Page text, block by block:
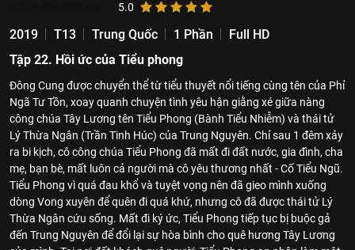
5.0
2019 T13 Trung Quốc 1 Phần
Full HD
Tập 22. Hồi ức của Tiểu phong
Đông Cung được chuyển thể từ tiểu thuyết nổi tiếng cùng tên của Phỉ
Ngã Tư Tồn, xoay quanh chuyện tình yêu hận giằng xé giữa nàng
công chúa Tây Lương tên Tiểu Phong (Bành Tiểu Nhiễm) và thái tử
Lý Thừa Ngân (Trần Tinh Húc) của Trung Nguyên. Chỉ sau 1 đêm xảy
ra bi kịch, cô công chúa Tiểu Phong đã mất đi đất nước, gia đình, cha
mẹ, bạn bè, mất luôn cả người mà cô yêu thương nhất - Cố Tiểu Ngũ.
Tiểu Phong vì quá đau khổ và tuyệt vọng nên đã gieo mình xuống
dòng Vong xuyên để quên đi quá khứ, nhưng cô đã được thái tử Lý
Thừa Ngân cứu sống. Mất đi ký ức, Tiểu Phong tiếp tục bị buộc gả
đến Trung Nguyên để đổi lại sự hòa bình cho quê hương Tây Lương